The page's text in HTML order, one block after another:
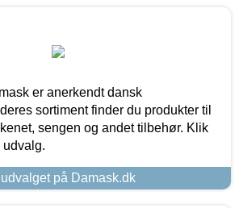
er anerkendt dansk
sortiment finder du produkter til
sengen og andet tilbehør. Klik
udvalg.
på Damask.dk